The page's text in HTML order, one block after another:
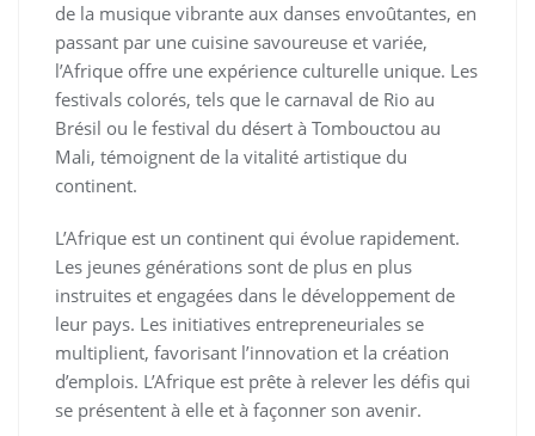
de la musique vibrante aux danses envoûtantes, en
passant par une cuisine savoureuse et variée,
l’Afrique offre une expérience culturelle unique. Les
festivals colorés, tels que le carnaval de Rio au
Brésil ou le festival du désert à Tombouctou au
Mali, témoignent de la vitalité artistique du
continent.
L’Afrique est un continent qui évolue rapidement.
Les jeunes générations sont de plus en plus
instruites et engagées dans le développement de
leur pays. Les initiatives entrepreneuriales se
multiplient, favorisant l’innovation et la création
d’emplois. L’Afrique est prête à relever les défis qui
se présentent à elle et à façonner son avenir.